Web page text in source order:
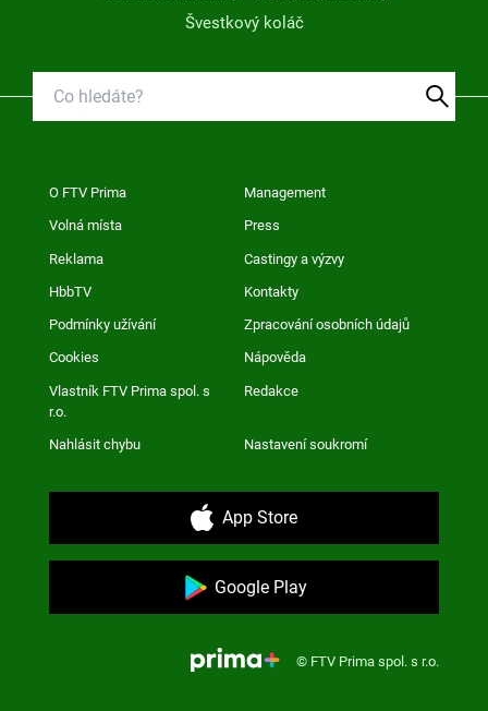
Švestkový koláč
O FTV Prima Management
Volná místa Press
Reklama Castingy a výzvy
HbbTV Kontakty
Podmínky užívání Zpracování osobních údajů
Cookies Nápověda
Vlastník FTV Prima spol. s
r.o.
Redakce
Nahlásit chybu Nastavení soukromí
App Store
Google Play
© FTV Prima spol. s r.o.